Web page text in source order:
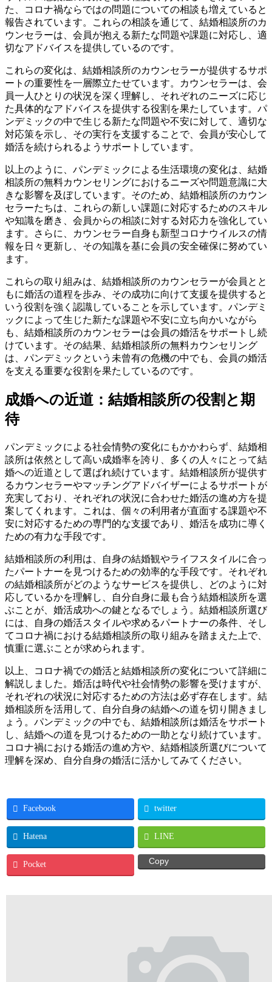
た、コロナ禍ならではの問題についての相談も増えていると
報告されています。これらの相談を通じて、結婚相談所のカ
ウンセラーは、会員が抱える新たな問題や課題に対応し、適
切なアドバイスを提供しているのです。
これらの変化は、結婚相談所のカウンセラーが提供するサポ
ートの重要性を一層際立たせています。カウンセラーは、会
員一人ひとりの状況を深く理解し、それぞれのニーズに応じ
た具体的なアドバイスを提供する役割を果たしています。パ
ンデミックの中で生じる新たな問題や不安に対して、適切な
対応策を示し、その実行を支援することで、会員が安心して
婚活を続けられるようサポートしています。
以上のように、パンデミックによる生活環境の変化は、結婚
相談所の無料カウンセリングにおけるニーズや問題意識に大
きな影響を及ぼしています。そのため、結婚相談所のカウン
セラーたちは、これらの新しい課題に対応するためのスキル
や知識を磨き、会員からの相談に対する対応力を強化してい
ます。さらに、カウンセラー自身も新型コロナウイルスの情
報を日々更新し、その知識を基に会員の安全確保に努めてい
ます。
これらの取り組みは、結婚相談所のカウンセラーが会員とと
もに婚活の道程を歩み、その成功に向けて支援を提供すると
いう役割を強く認識していることを示しています。パンデミ
ックによって生じた新たな課題や不安に立ち向かいながら
も、結婚相談所のカウンセラーは会員の婚活をサポートし続
けています。その結果、結婚相談所の無料カウンセリング
は、パンデミックという未曾有の危機の中でも、会員の婚活
を支える重要な役割を果たしているのです。
成婚への近道：結婚相談所の役割と期
待
パンデミックによる社会情勢の変化にもかかわらず、結婚相
談所は依然として高い成婚率を誇り、多くの人々にとって結
婚への近道として選ばれ続けています。結婚相談所が提供す
るカウンセラーやマッチングアドバイザーによるサポートが
充実しており、それぞれの状況に合わせた婚活の進め方を提
案してくれます。これは、個々の利用者が直面する課題や不
安に対応するための専門的な支援であり、婚活を成功に導く
ための有力な手段です。
結婚相談所の利用は、自身の結婚観やライフスタイルに合っ
たパートナーを見つけるための効率的な手段です。それぞれ
の結婚相談所がどのようなサービスを提供し、どのように対
応しているかを理解し、自分自身に最も合う結婚相談所を選
ぶことが、婚活成功への鍵となるでしょう。結婚相談所選び
には、自身の婚活スタイルや求めるパートナーの条件、そし
てコロナ禍における結婚相談所の取り組みを踏まえた上で、
慎重に選ぶことが求められます。
以上、コロナ禍での婚活と結婚相談所の変化について詳細に
解説しました。婚活は時代や社会情勢の影響を受けますが、
それぞれの状況に対応するための方法は必ず存在します。結
婚相談所を活用して、自分自身の結婚への道を切り開きまし
ょう。パンデミックの中でも、結婚相談所は婚活をサポート
し、結婚への道を見つけるための一助となり続けています。
コロナ禍における婚活の進め方や、結婚相談所選びについて
理解を深め、自分自身の婚活に活かしてみてください。
Facebook twitter
Hatena LINE
Pocket Copy